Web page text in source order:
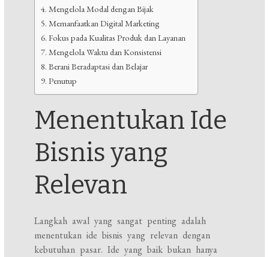
Mengelola Modal dengan Bijak
Memanfaatkan Digital Marketing
Fokus pada Kualitas Produk dan Layanan
Mengelola Waktu dan Konsistensi
Berani Beradaptasi dan Belajar
Penutup
Menentukan Ide
Bisnis yang
Relevan
Langkah awal yang sangat penting adalah
menentukan ide bisnis yang relevan dengan
kebutuhan pasar. Ide yang baik bukan hanya